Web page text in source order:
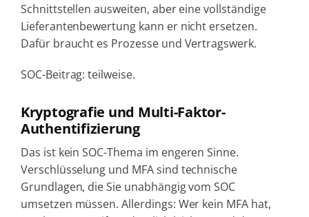
Schnittstellen ausweiten, aber eine vollständige
Lieferantenbewertung kann er nicht ersetzen.
Dafür braucht es Prozesse und Vertragswerk.
SOC-Beitrag: teilweise.
Kryptografie und Multi-Faktor-
Authentifizierung
Das ist kein SOC-Thema im engeren Sinne.
Verschlüsselung und MFA sind technische
Grundlagen, die Sie unabhängig vom SOC
umsetzen müssen. Allerdings: Wer kein MFA hat,